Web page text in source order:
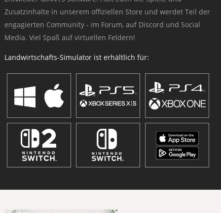
Zusatzinhalte in unserem offiziellen Store und werdet Teil der
engagierten Community - im Forum, auf Discord und Social
Media. Viel Spaß auf virtuellen Feldern!
Landwirtschafts-Simulator ist erhältlich für: